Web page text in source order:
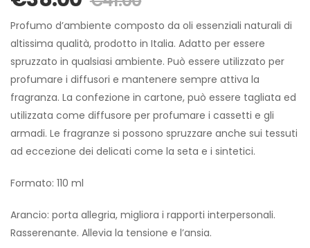
Profumo d’ambiente composto da oli essenziali naturali di
altissima qualità, prodotto in Italia. Adatto per essere
spruzzato in qualsiasi ambiente. Può essere utilizzato per
profumare i diffusori e mantenere sempre attiva la
fragranza. La confezione in cartone, può essere tagliata ed
utilizzata come diffusore per profumare i cassetti e gli
armadi. Le fragranze si possono spruzzare anche sui tessuti
ad eccezione dei delicati come la seta e i sintetici.
Formato: 110 ml
Arancio: porta allegria, migliora i rapporti interpersonali.
Rasserenante. Allevia la tensione e l’ansia.